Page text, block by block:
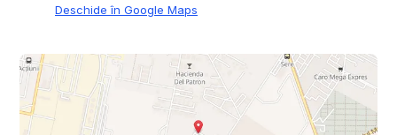
Deschide în Google Maps